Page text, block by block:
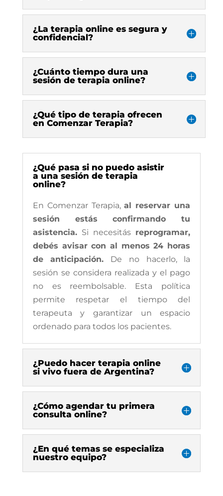
¿La terapia online es segura y
confidencial?
¿Cuánto tiempo dura una
sesión de terapia online?
¿Qué tipo de terapia ofrecen
en Comenzar Terapia?
¿Qué pasa si no puedo asistir
a una sesión de terapia
online?
En Comenzar Terapia,al reservar una
sesión estás confirmando tu
asistencia.Si necesitás reprogramar,
debés avisar con al menos 24 horas
de anticipación. De no hacerlo, la
sesión se considera realizada y el pago
no es reembolsable. Esta política
permite respetar el tiempo del
terapeuta y garantizar un espacio
ordenado para todos los pacientes.
¿Puedo hacer terapia online
si vivo fuera de Argentina?
¿Cómo agendar tu primera
consulta online?
¿En qué temas se especializa
nuestro equipo?